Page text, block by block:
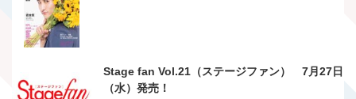
Stage fan Vol.21（ステージファン） 7月27日
（水）発売！